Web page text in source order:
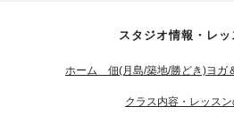
スタジオ情報・レッ
ホーム 佃(月島/築地/勝どき)ヨガ
クラス内容・レッス